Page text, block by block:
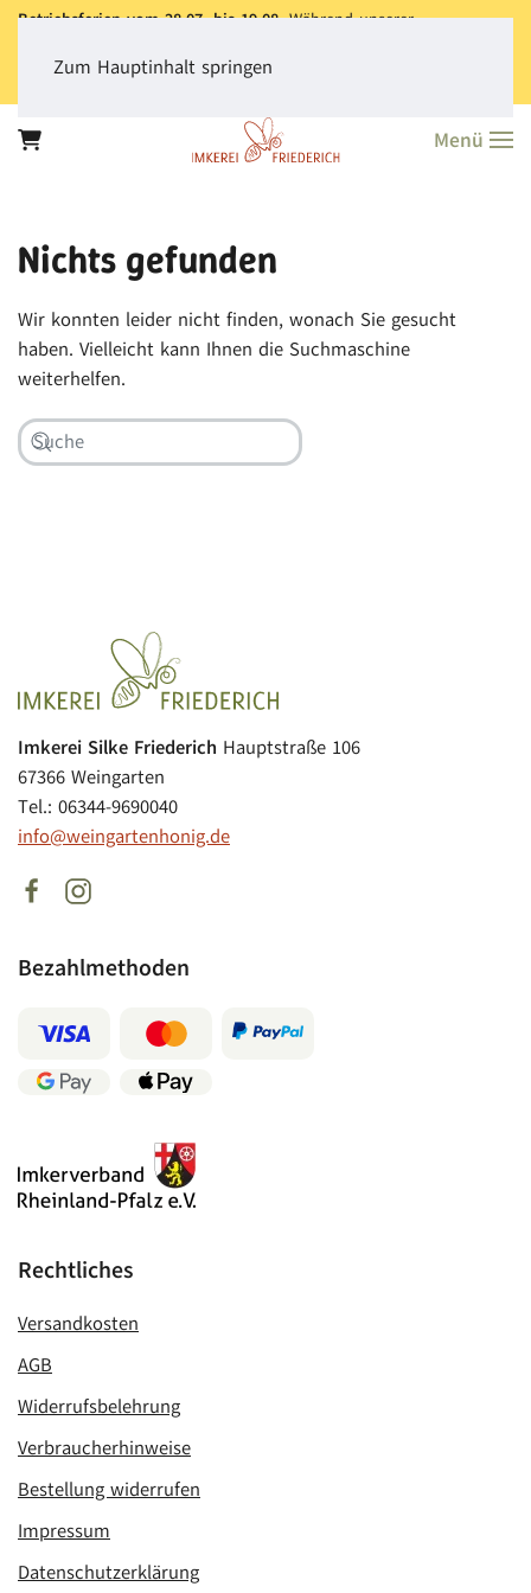
Betriebsferien vom 28.07. bis 19.08.Während unserer
dass derVersand aller Bestellungen erst ab dem 20.08.
Vielen Dank für Ihr Verständnis!
Zum Hauptinhalt springen
Menü
Nichts gefunden
Wir konnten leider nicht finden, wonach Sie gesucht
haben. Vielleicht kann Ihnen die Suchmaschine
weiterhelfen.
Imkerei Silke Friederich Hauptstraße 106
67366 Weingarten
Tel.: 06344-9690040
info@weingartenhonig.de
Bezahlmethoden
Rechtliches
Versandkosten
AGB
Widerrufsbelehrung
Verbraucherhinweise
Bestellung widerrufen
Impressum
Datenschutzerklärung